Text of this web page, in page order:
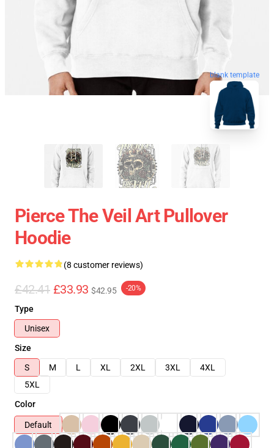
blank template
Pierce The Veil Art Pullover
Hoodie
(8 customer reviews)
£42.41 £33.93 $42.95 -20%
Type
Unisex
Size
S
M L XL 2XL 3XL
4XL
5XL
Color
Default